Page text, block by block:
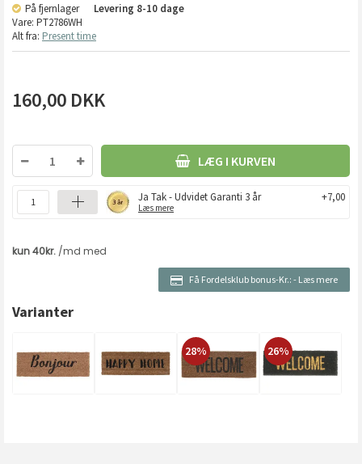
På fjernlager Levering 8-10 dage
Vare: PT2786WH
Alt fra: Present time
160,00 DKK
LÆG I KURVEN
Ja Tak - Udvidet Garanti 3 år
Læs mere
+7,00
Få Fordelsklub bonus-Kr.: - Læs mere
Varianter
28% 26%